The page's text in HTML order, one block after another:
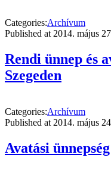
Categories:Archívum
Published at 2014. május
Rendi ünnep és
Szegeden
Categories:Archívum
Published at 2014. május
Avatási